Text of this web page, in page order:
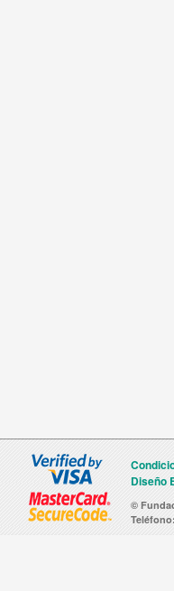
Diseño
©